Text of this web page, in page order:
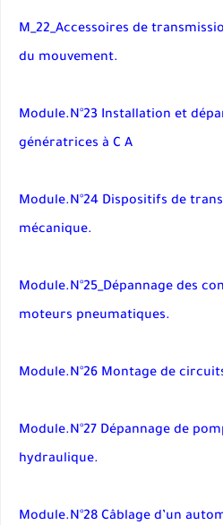
M_22_Accessoires de
du mouvement.
Module.N°23 Installation et
génératrices à C A
Module.N°24 Dispositifs de
mécanique.
Module.N°25_Dépannage des
moteurs pneumatiques.
Module.N°26 Montage de
Module.N°27 Dépannage de
hydraulique.
Module.N°28 Câblage d’un